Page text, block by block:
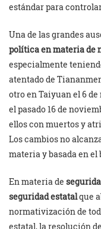
estándar para
Una de las grandes
política en materia de
especialmente
atentado de
otro en Taiyuan el 6
el pasado 16 de
ellos con muertos y
Los cambios no
materia y basada en
En materia de
seguridad estatalque
normativización de
estatal, la resolución